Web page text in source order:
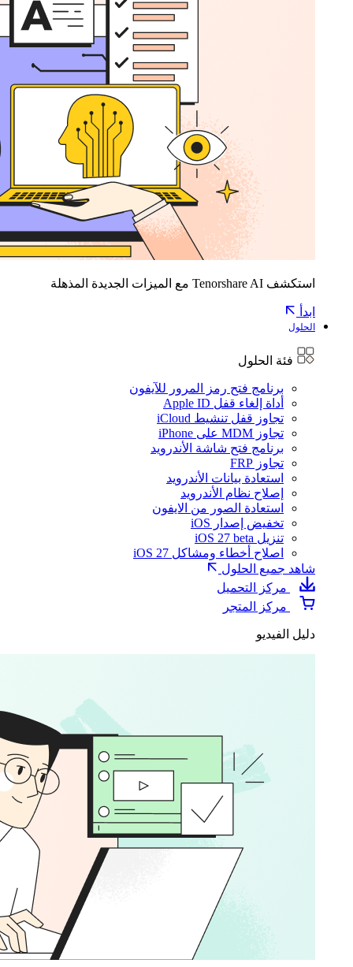
استكشف Tenorshare AI مع الميزات الجديدة المذهلة
ابدأ
الحلول
فئة الحلول
برنامج فتح رمز المرور للآيفون
أداة إلغاء قفل Apple ID
تجاوز قفل تنشيط iCloud
تجاوز MDM على iPhone
برنامج فتح شاشة الأندرويد
تجاوز FRP
استعادة بيانات الأندرويد
إصلاح نظام الأندرويد
استعادة الصور من الايفون
تخفيض إصدار iOS
تنزيل iOS 27 beta
اصلاح أخطاء ومشاكل iOS 27
شاهد جميع الحلول
مركز التحميل
مركز المتجر
دليل الفيديو